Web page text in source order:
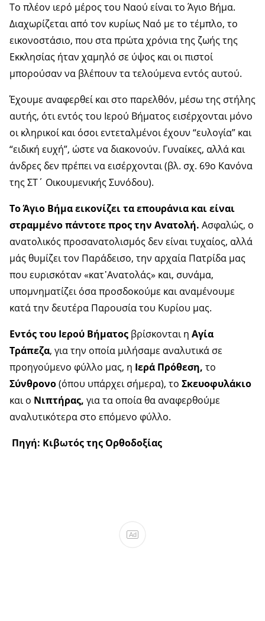
Το πλέον ιερό μέρος του Ναού είναι το Άγιο Βήμα.
Διαχωρίζεται από τον κυρίως Ναό με το τέμπλο, το
εικονοστάσιο, που στα πρώτα χρόνια της ζωής της
Εκκλησίας ήταν χαμηλό σε ύψος και οι πιστοί
μπορούσαν να βλέπουν τα τελούμενα εντός αυτού.
Έχουμε αναφερθεί και στο παρελθόν, μέσω της στήλης
αυτής, ότι εντός του Ιερού Βήματος εισέρχονται μόνο
οι κληρικοί και όσοι εντεταλμένοι έχουν “ευλογία” και
“ειδική ευχή”, ώστε να διακονούν. Γυναίκες, αλλά και
άνδρες δεν πρέπει να εισέρχονται (βλ. σχ. 69ο Κανόνα
της ΣΤ΄ Οικουμενικής Συνόδου).
Το Άγιο Βήμα εικονίζει τα επουράνια και είναι
στραμμένο πάντοτε προς την Ανατολή. Ασφαλώς, ο
ανατολικός προσανατολισμός δεν είναι τυχαίος, αλλά
μάς θυμίζει τον Παράδεισο, την αρχαία Πατρίδα μας
που ευρισκόταν «κατ᾿Ανατολάς» και, συνάμα,
υπομνηματίζει όσα προσδοκούμε και αναμένουμε
κατά την δευτέρα Παρουσία του Κυρίου μας.
Εντός του Ιερού Βήματος βρίσκονται η Αγία
Τράπεζα, για την οποία μιλήσαμε αναλυτικά σε
προηγούμενο φύλλο μας, η Ιερά Πρόθεση, το
Σύνθρονο(όπου υπάρχει σήμερα), το Σκευοφυλάκιο
και ο Νιπτήρας, για τα οποία θα αναφερθούμε
αναλυτικότερα στο επόμενο φύλλο.
Πηγή: Κιβωτός της Ορθοδοξίας
Ad